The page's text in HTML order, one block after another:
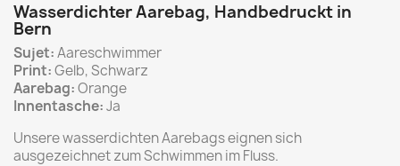
Wasserdichter Aarebag, Handbedruckt in
Bern
Sujet:Aareschwimmer
Print:Gelb, Schwarz
Aarebag:Orange
Innentasche:Ja
Unsere wasserdichten Aarebags eignen sich
ausgezeichnet zum Schwimmen im Fluss.